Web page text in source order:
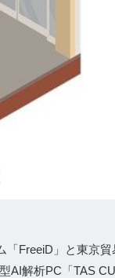
FreeiD」と東京
AI解析PC「TAS